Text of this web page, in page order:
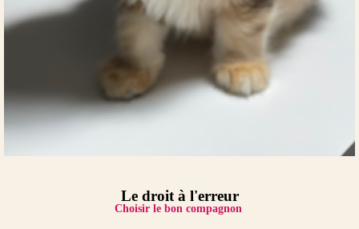
Le droit à l'erreur
Choisir le bon compagnon